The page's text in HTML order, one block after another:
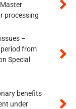
processing
–
from
Special
benefits
under